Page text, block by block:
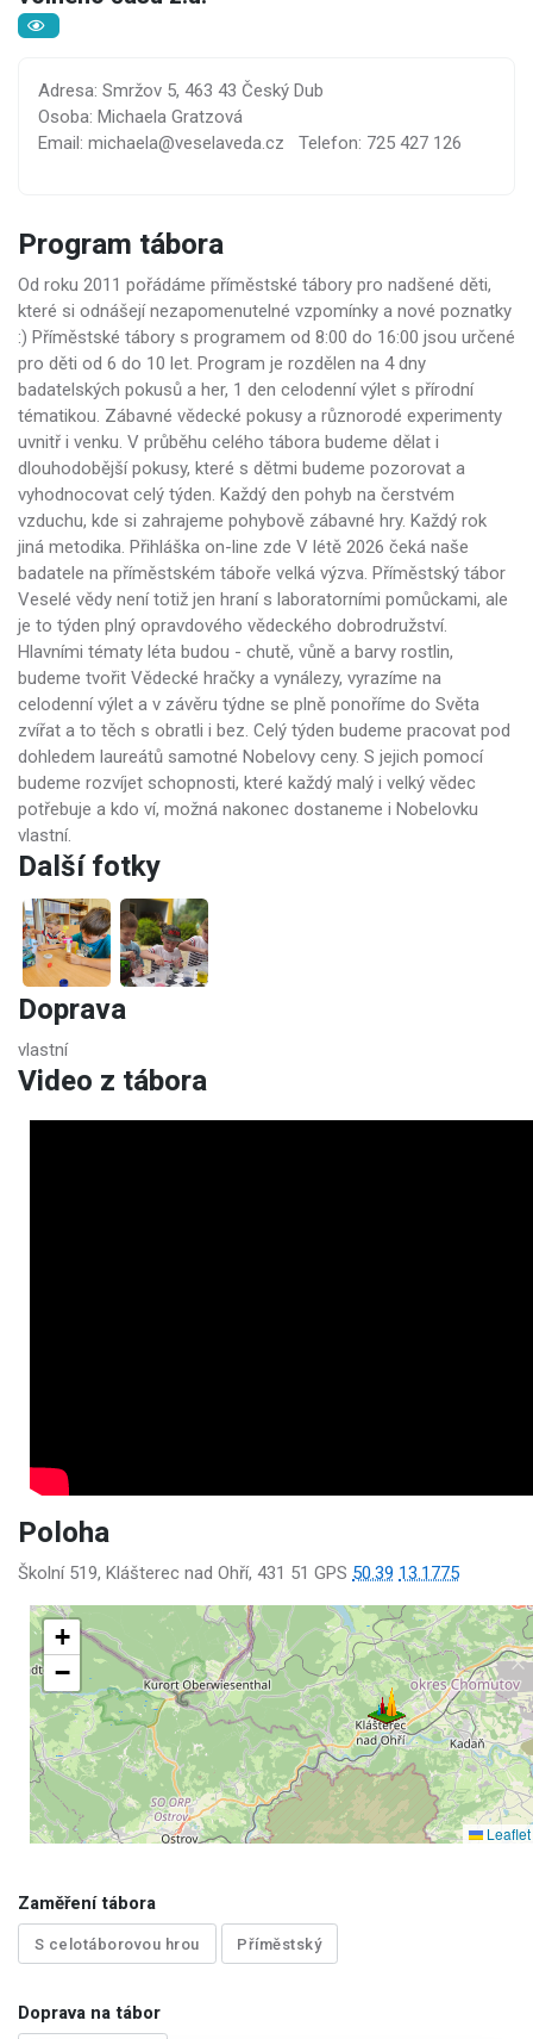
Adresa: Smržov 5, 463 43 Český Dub
Osoba: Michaela Gratzová
Email: michaela@veselaveda.cz
Telefon: 725 427 126
Program tábora
Od roku 2011 pořádáme příměstské tábory pro nadšené děti,
které si odnášejí nezapomenutelné vzpomínky a nové poznatky
:) Příměstské tábory s programem od 8:00 do 16:00 jsou určené
pro děti od 6 do 10 let. Program je rozdělen na 4 dny
badatelských pokusů a her, 1 den celodenní výlet s přírodní
tématikou. Zábavné vědecké pokusy a různorodé experimenty
uvnitř i venku. V průběhu celého tábora budeme dělat i
dlouhodobější pokusy, které s dětmi budeme pozorovat a
vyhodnocovat celý týden. Každý den pohyb na čerstvém
vzduchu, kde si zahrajeme pohybově zábavné hry. Každý rok
jiná metodika. Přihláška on-line zde V létě 2026 čeká naše
badatele na příměstském táboře velká výzva. Příměstský tábor
Veselé vědy není totiž jen hraní s laboratorními pomůckami, ale
je to týden plný opravdového vědeckého dobrodružství.
Hlavními tématy léta budou - chutě, vůně a barvy rostlin,
budeme tvořit Vědecké hračky a vynálezy, vyrazíme na
celodenní výlet a v závěru týdne se plně ponoříme do Světa
zvířat a to těch s obratli i bez. Celý týden budeme pracovat pod
dohledem laureátů samotné Nobelovy ceny. S jejich pomocí
budeme rozvíjet schopnosti, které každý malý i velký vědec
potřebuje a kdo ví, možná nakonec dostaneme i Nobelovku
vlastní.
Další fotky
Doprava
vlastní
Video z tábora
Poloha
Školní 519, Klášterec nad Ohří, 431 51 GPS 50.39 13.1775
+
−
Leaflet
Zaměření tábora
S celotáborovou hrou Příměstský
Doprava na tábor